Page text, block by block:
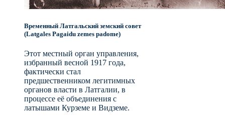
Временный Латгальский земский совет
(Latgales Pagaidu zemes padome)
Этот местный орган управления,
избранный весной 1917 года,
фактически стал
предшественником легитимных
органов власти в Латгалии, в
процессе её объединения с
латышами Курземе и Видземе.